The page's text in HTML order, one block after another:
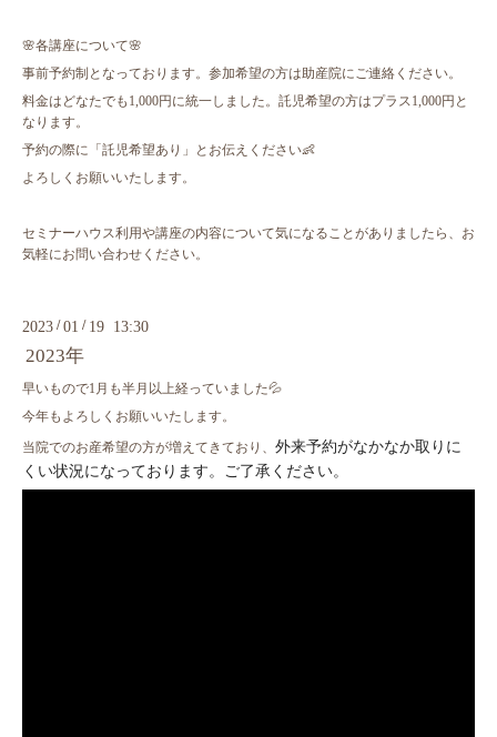
🌸各講座について🌸
事前予約制となっております。参加希望の方は助産院にご連絡ください。
料金はどなたでも1,000円に統一しました。託児希望の方はプラス1,000円と
なります。
予約の際に「託児希望あり」とお伝えください👶
よろしくお願いいたします。
セミナーハウス利用や講座の内容について気になることがありましたら、お
気軽にお問い合わせください。
2023 /01 / 19 13:30
2023年
早いもので1月も半月以上経っていました💦
今年もよろしくお願いいたします。
当院でのお産希望の方が増えてきており、 外来予約がなかなか取りに
くい状況になっております。ご了承ください。